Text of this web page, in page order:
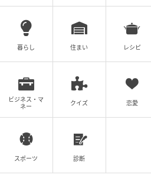
クリエイター情報
ツムママ
夫と子供と暮らしなが
の記事をもっとみる
暮らし 住まい レシピ
ビジネス・マ
ネー
クイズ 恋愛
スポーツ 診断